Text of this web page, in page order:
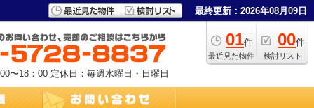
最終更新：2026年08月09日
01件
最近見た物件
00件
検討リスト
〜18：00 定休日：毎週水曜日・日曜日